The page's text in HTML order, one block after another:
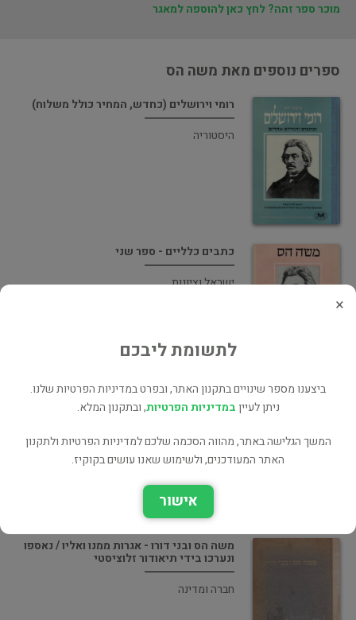
מוכר ספר זהה? לחץ כאן להוספה למאגר
ספרים נוספים מאת משה הס
רומי וירושלים (כחדש, המחיר כולל משלוח)
היסטוריה
כתבים כלליים - ספר שני
ישראל וציונות
כתבים ציונים ויהודיים
משה הס ובני דורו - אגרות ממנו ואליו / נאספו
ונערכו בידי תיאודור זלוציסטי
חברה ומדינה
×
לתשומת ליבכם
ביצענו מספר שינויים בתקנון האתר, ובפרט במדיניות הפרטיות שלנו.
ניתן לעייןבמדיניות הפרטיות, ובתקנון המלא.
המשך הגלישה באתר, מהווה הסכמה שלכם למדיניות הפרטיות ולתקנון
האתר המעודכנים, ולשימוש שאנו עושים בקוקיז.
אישור